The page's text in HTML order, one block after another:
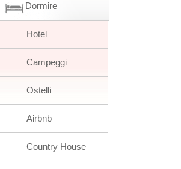
Dormire
Hotel
Campeggi
Ostelli
Airbnb
Country House